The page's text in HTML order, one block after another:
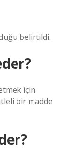
belirtildi.
için
bir madde